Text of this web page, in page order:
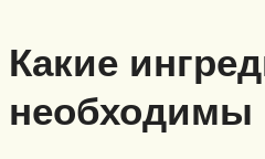
Какие
необходимы